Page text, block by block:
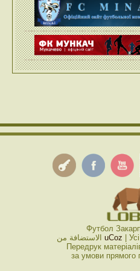
Футбол
uCoz |
Передрук
за умови прямого